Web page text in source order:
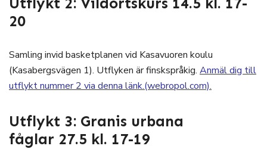
20
Samling invid basketplanen vid Kasavuoren koulu
(Kasabergsvägen 1). Utflyken är finskspråkig. Anmäl dig till
utflykt nummer 2 via denna länk.(webropol.com).
Utflykt 3: Granis urbana
fåglar 27.5 kl. 17-19